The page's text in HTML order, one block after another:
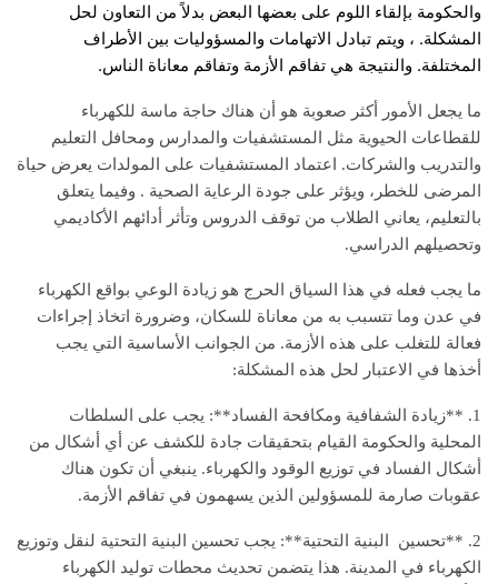
والحكومة بإلقاء اللوم على بعضها البعض بدلاً من التعاون لحل
المشكلة. ، ويتم تبادل الاتهامات والمسؤوليات بين الأطراف
المختلفة. والنتيجة هي تفاقم الأزمة وتفاقم معاناة الناس.
ما يجعل الأمور أكثر صعوبة هو أن هناك حاجة ماسة للكهرباء
للقطاعات الحيوية مثل المستشفيات والمدارس ومحافل التعليم
والتدريب والشركات. اعتماد المستشفيات على المولدات يعرض حياة
المرضى للخطر، ويؤثر على جودة الرعاية الصحية . وفيما يتعلق
بالتعليم، يعاني الطلاب من توقف الدروس وتأثر أدائهم الأكاديمي
وتحصيلهم الدراسي.
ما يجب فعله في هذا السياق الحرج هو زيادة الوعي بواقع الكهرباء
في عدن وما تتسبب به من معاناة للسكان، وضرورة اتخاذ إجراءات
فعالة للتغلب على هذه الأزمة. من الجوانب الأساسية التي يجب
أخذها في الاعتبار لحل هذه المشكلة:
1. **زيادة الشفافية ومكافحة الفساد**: يجب على السلطات
المحلية والحكومة القيام بتحقيقات جادة للكشف عن أي أشكال من
أشكال الفساد في توزيع الوقود والكهرباء. ينبغي أن تكون هناك
عقوبات صارمة للمسؤولين الذين يسهمون في تفاقم الأزمة.
2. **تحسين البنية التحتية**: يجب تحسين البنية التحتية لنقل وتوزيع
الكهرباء في المدينة. هذا يتضمن تحديث محطات توليد الكهرباء